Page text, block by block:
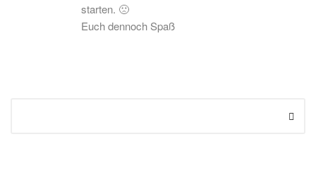
starten. 🙁
Euch dennoch Spaß